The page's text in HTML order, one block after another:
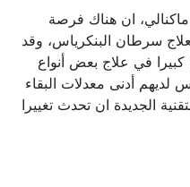
ان هناك فرصة
سرطان البنكرياس، وقد
كبيرا في علاج بعض أنواع
أدنى معدلات البقاء
الجديدة ان تحدث تغييرا